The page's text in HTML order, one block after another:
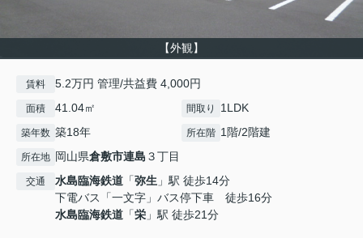
【外観】
賃料 5.2万円 管理/共益費 4,000円
面積 41.04㎡ 間取り 1LDK
築年数 築18年 所在階 1階/2階建
所在地 岡山県倉敷市連島 ３丁目
交通 水島臨海鉄道 「弥生 」駅 徒歩14分
下電バス「一文字」バス停下車 徒歩16分
水島臨海鉄道 「栄 」駅 徒歩21分